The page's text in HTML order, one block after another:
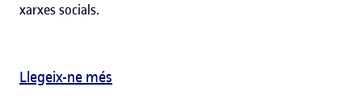
xarxes socials.
Llegeix-ne més